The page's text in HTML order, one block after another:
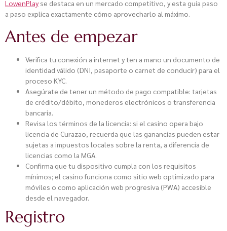
LowenPlayse destaca en un mercado competitivo, y esta guía paso
a paso explica exactamente cómo aprovecharlo al máximo.
Antes de empezar
Verifica tu conexión a internet y ten a mano un documento de
identidad válido (DNI, pasaporte o carnet de conducir) para el
proceso KYC.
Asegúrate de tener un método de pago compatible: tarjetas
de crédito/débito, monederos electrónicos o transferencia
bancaria.
Revisa los términos de la licencia: si el casino opera bajo
licencia de Curazao, recuerda que las ganancias pueden estar
sujetas a impuestos locales sobre la renta, a diferencia de
licencias como la MGA.
Confirma que tu dispositivo cumpla con los requisitos
mínimos; el casino funciona como sitio web optimizado para
móviles o como aplicación web progresiva (PWA) accesible
desde el navegador.
Registro